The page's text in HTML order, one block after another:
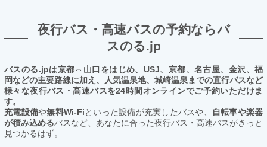
夜行バス・高速バスの予約ならバ
スのる.jp
バスのる.jpは京都⇔山口をはじめ、USJ、京都、名古屋、金沢、福
岡などの主要路線に加え、人気温泉地、城崎温泉までの直行バスなど
様々な夜行バス・高速バスを24時間オンラインでご予約いただけま
す。
充電設備や無料Wi-Fiといった設備が充実したバスや、
自転車や楽器
が積み込めるバスなど、あなたに合った夜行バス・高速バスがきっと
見つかるはず。